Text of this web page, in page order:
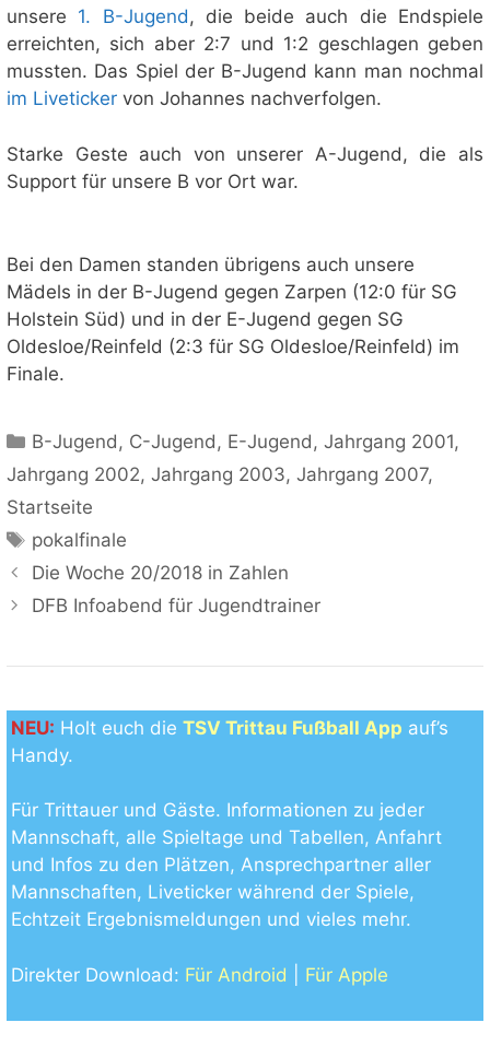
unsere 1. B-Jugend, die beide auch die Endspiele
erreichten, sich aber 2:7 und 1:2 geschlagen geben
mussten. Das Spiel der B-Jugend kann man nochmal
im Liveticker von Johannes nachverfolgen.
Starke Geste auch von unserer A-Jugend, die als
Support für unsere B vor Ort war.
Bei den Damen standen übrigens auch unsere
Mädels in der B-Jugend gegen Zarpen (12:0 für SG
Holstein Süd) und in der E-Jugend gegen SG
Oldesloe/Reinfeld (2:3 für SG Oldesloe/Reinfeld) im
Finale.
Kategorien
B-Jugend , C-Jugend , E-Jugend ,Jahrgang 2001,
Jahrgang 2002, Jahrgang 2003, Jahrgang 2007,
Startseite
Schlagwörter
pokalfinale
Die Woche 20/2018 in Zahlen
DFB Infoabend für Jugendtrainer
NEU: Holt euch die TSV Trittau Fußball App auf’s
Handy.
Für Trittauer und Gäste. Informationen zu jeder
Mannschaft, alle Spieltage und Tabellen, Anfahrt
und Infos zu den Plätzen, Ansprechpartner aller
Mannschaften, Liveticker während der Spiele,
Echtzeit Ergebnismeldungen und vieles mehr.
Direkter Download: Für Android Für Apple